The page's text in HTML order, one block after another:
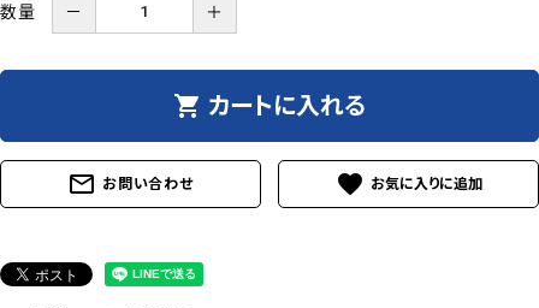
数量 － ＋
shopping_cart カートに入れる
mail_outline お問い合わせ favorite